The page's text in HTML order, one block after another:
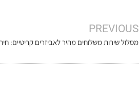
PREVIOUS
מסלול שירות משלוחים מהיר לאביזרים קריטיים: